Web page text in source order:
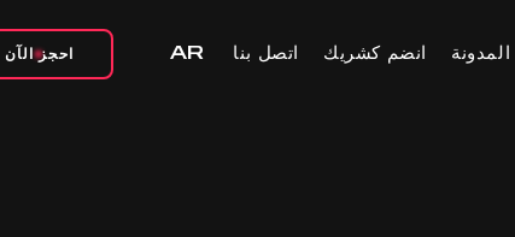
المدونة انضم كشريك اتصل بنا AR احجز الآن‬‬